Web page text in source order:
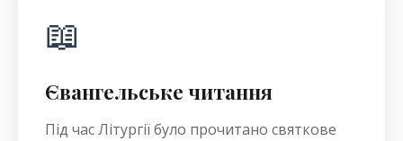
📖
Євангельське читання
Під час Літургії було прочитано святкове